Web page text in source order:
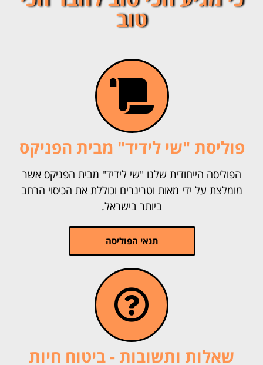
טוב
פוליסת "שי לידיד" מבית הפניקס
הפוליסה הייחודית שלנו "שי לידיד" מבית הפניקס אשר
מומלצת על ידי מאות וטרינרים וכוללת את הכיסוי הרחב
ביותר בישראל.
תנאי הפוליסה
שאלות ותשובות - ביטוח חיות